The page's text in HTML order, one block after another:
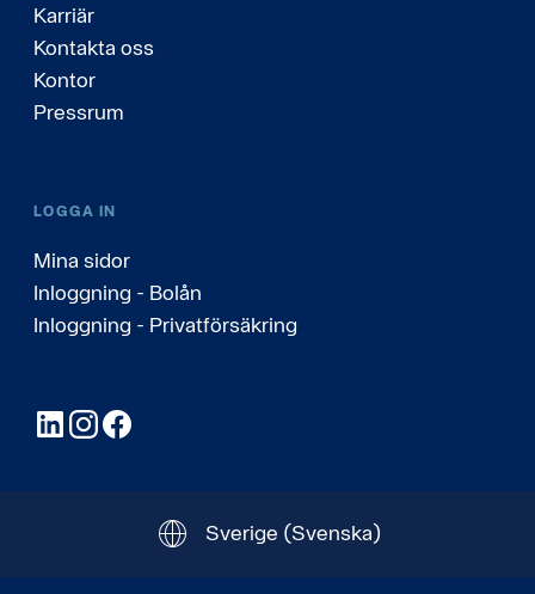
Karriär
Kontakta oss
Kontor
Pressrum
LOGGA IN
Mina sidor
Inloggning - Bolån
Inloggning - Privatförsäkring
LinkedInInstagram
Sverige (Svenska)